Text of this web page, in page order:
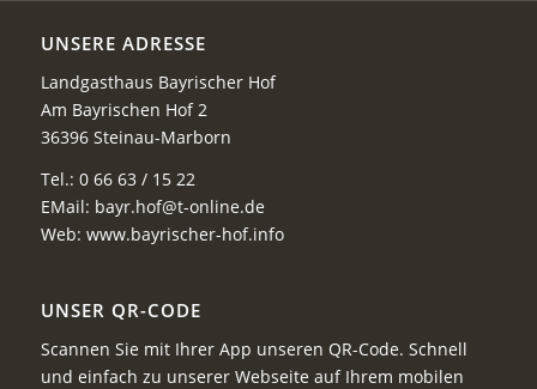
UNSERE ADRESSE
Landgasthaus Bayrischer Hof
Am Bayrischen Hof 2
36396 Steinau-Marborn
Tel.: 0 66 63 / 15 22
EMail: bayr.hof@t-online.de
Web: www.bayrischer-hof.info
UNSER QR-CODE
Scannen Sie mit Ihrer App unseren QR-Code. Schnell
und einfach zu unserer Webseite auf Ihrem mobilen